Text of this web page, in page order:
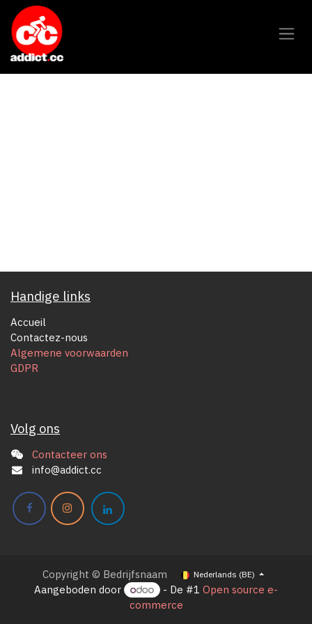
Overslaan naar inhoud
Handige links
Accueil
Contactez-nous
Algemene voorwaarden
GDPR
Volg ons
Contacteer ons
info@addict.cc
Copyright © Bedrijfsnaam Nederlands (BE)
Aangeboden door - De #1 Open source e-
commerce